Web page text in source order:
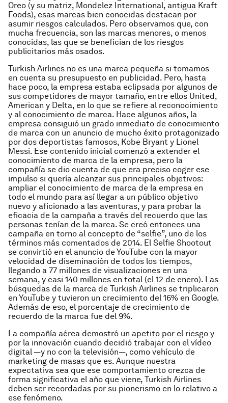
Oreo (y su matriz, Mondelez International, antigua Kraft
Foods), esas marcas bien conocidas destacan por
asumir riesgos calculados. Pero observamos que, con
mucha frecuencia, son las marcas menores, o menos
conocidas, las que se benefician de los riesgos
publicitarios más osados.
Turkish Airlines no es una marca pequeña si tomamos
en cuenta su presupuesto en publicidad. Pero, hasta
hace poco, la empresa estaba eclipsada por algunos de
sus competidores de mayor tamaño, entre ellos United,
American y Delta, en lo que se refiere al reconocimiento
y al conocimiento de marca. Hace algunos años, la
empresa consiguió un grado inmediato de conocimiento
de marca con un anuncio de mucho éxito protagonizado
por dos deportistas famosos, Kobe Bryant y Lionel
Messi. Ese contenido inicial comenzó a extender el
conocimiento de marca de la empresa, pero la
compañía se dio cuenta de que era preciso coger ese
impulso si quería alcanzar sus principales objetivos:
ampliar el conocimiento de marca de la empresa en
todo el mundo para así llegar a un público objetivo
nuevo y aficionado a las aventuras, y para probar la
eficacia de la campaña a través del recuerdo que las
personas tenían de la marca. Se creó entonces una
campaña en torno al concepto de “selfie”, uno de los
términos más comentados de 2014. El Selfie Shootout
se convirtió en el anuncio de YouTube con la mayor
velocidad de diseminación de todos los tiempos,
llegando a 77 millones de visualizaciones en una
semana, y casi 140 millones en total (el 12 de enero). Las
búsquedas de la marca de Turkish Airlines se triplicaron
en YouTube y tuvieron un crecimiento del 16% en Google.
Además de eso, el porcentaje de crecimiento de
recuerdo de la marca fue del 9%.
La compañía aérea demostró un apetito por el riesgo y
por la innovación cuando decidió trabajar con el vídeo
digital —y no con la televisión—, como vehículo de
marketing de masas que es. Aunque nuestra
expectativa sea que ese comportamiento crezca de
forma significativa el año que viene, Turkish Airlines
deben ser recordadas por su pionerismo en lo relativo a
ese fenómeno.